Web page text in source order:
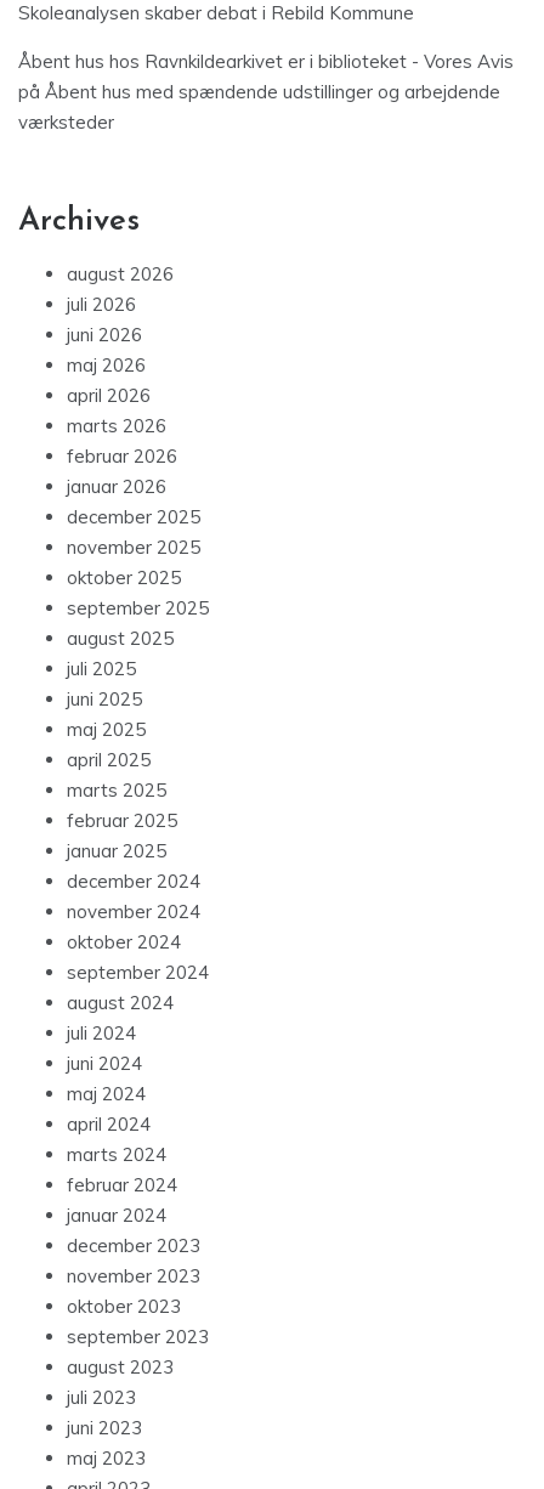
Skoleanalysen skaber debat i Rebild Kommune
Åbent hus hos Ravnkildearkivet er i biblioteket - Vores Avis
på Åbent hus med spændende udstillinger og arbejdende
værksteder
Archives
august 2026
juli 2026
juni 2026
maj 2026
april 2026
marts 2026
februar 2026
januar 2026
december 2025
november 2025
oktober 2025
september 2025
august 2025
juli 2025
juni 2025
maj 2025
april 2025
marts 2025
februar 2025
januar 2025
december 2024
november 2024
oktober 2024
september 2024
august 2024
juli 2024
juni 2024
maj 2024
april 2024
marts 2024
februar 2024
januar 2024
december 2023
november 2023
oktober 2023
september 2023
august 2023
juli 2023
juni 2023
maj 2023